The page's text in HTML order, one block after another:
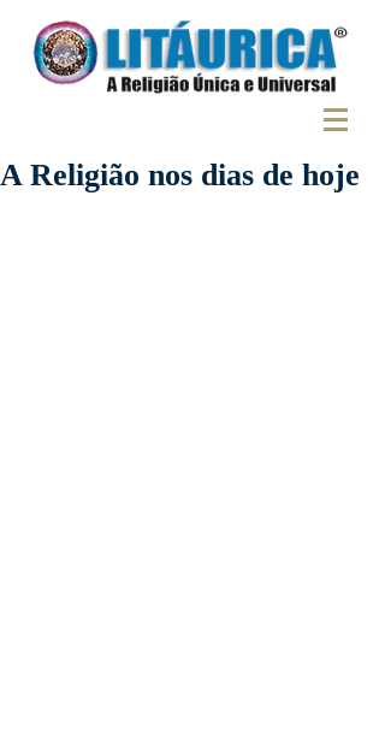
A Religião nos dias de hoje